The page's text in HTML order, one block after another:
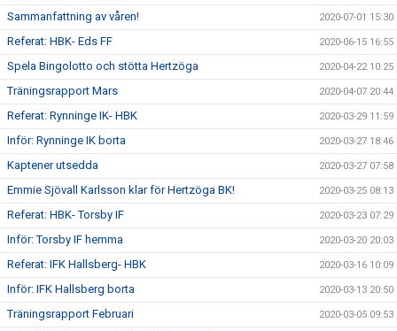
Sammanfattning av våren! 2020-07-01 15:30
Referat: HBK- Eds FF 2020-06-15 16:55
Spela Bingolotto och stötta Hertzöga 2020-04-22 10:25
Träningsrapport Mars 2020-04-07 20:44
Referat: Rynninge IK- HBK 2020-03-29 11:59
Inför: Rynninge IK borta 2020-03-27 18:46
Kaptener utsedda 2020-03-27 07:58
Emmie Sjövall Karlsson klar för Hertzöga BK! 2020-03-25 08:13
Referat: HBK- Torsby IF 2020-03-23 07:29
Inför: Torsby IF hemma 2020-03-20 20:03
Referat: IFK Hallsberg- HBK 2020-03-16 10:09
Inför: IFK Hallsberg borta 2020-03-13 20:50
Träningsrapport Februari 2020-03-05 09:53